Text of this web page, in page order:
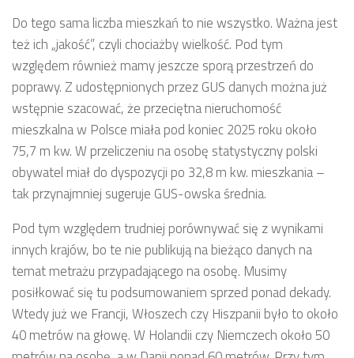
Do tego sama liczba mieszkań to nie wszystko. Ważna jest
też ich „jakość”, czyli chociażby wielkość. Pod tym
względem również mamy jeszcze sporą przestrzeń do
poprawy. Z udostępnionych przez GUS danych można już
wstępnie szacować, że przeciętna nieruchomość
mieszkalna w Polsce miała pod koniec 2025 roku około
75,7 m kw. W przeliczeniu na osobę statystyczny polski
obywatel miał do dyspozycji po 32,8 m kw. mieszkania –
tak przynajmniej sugeruje GUS-owska średnia.
Pod tym względem trudniej porównywać się z wynikami
innych krajów, bo te nie publikują na bieżąco danych na
temat metrażu przypadającego na osobę. Musimy
posiłkować się tu podsumowaniem sprzed ponad dekady.
Wtedy już we Francji, Włoszech czy Hiszpanii było to około
40 metrów na głowę. W Holandii czy Niemczech około 50